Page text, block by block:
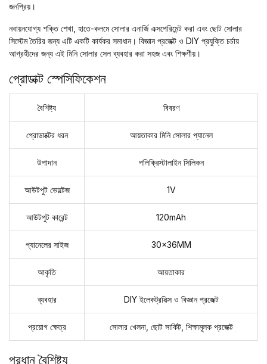
জনপ্রিয়।
নবায়নযোগ্য শক্তি শেখা, হাতে-কলমে সোলার এনার্জি এক্সপেরিমেন্ট করা এবং ছোট সোলার
সিস্টেম তৈরির জন্য এটি একটি কার্যকর সমাধান। বিজ্ঞান প্রজেক্ট ও DIY প্রযুক্তি চর্চায়
আগ্রহীদের জন্য এই মিনি সোলার সেল ব্যবহার করা সহজ এবং শিক্ষণীয়।
প্রোডাক্ট স্পেসিফিকেশন
বৈশিষ্ট্য বিবরণ
প্রোডাক্টের ধরন আয়তাকার মিনি সোলার প্যানেল
উপাদান পলিক্রিস্টালাইন সিলিকন
আউটপুট ভোল্টেজ 1V
আউটপুট কারেন্ট 120mAh
প্যানেলের সাইজ 30x36MM
আকৃতি আয়তাকার
ব্যবহার DIY ইলেকট্রনিক্স ও বিজ্ঞান প্রজেক্ট
প্রয়োগ ক্ষেত্র সোলার খেলনা, ছোট সার্কিট, শিক্ষামূলক প্রজেক্ট
প্রধান বৈশিষ্ট্য